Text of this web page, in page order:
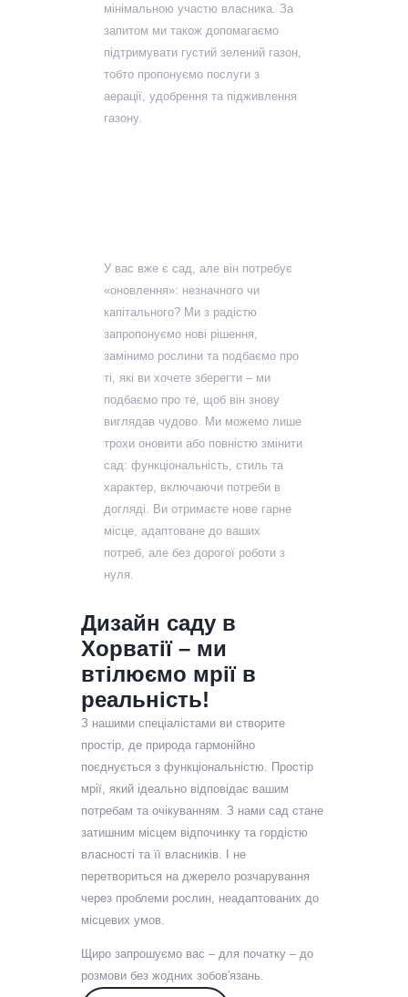
мінімальною участю власника. За
запитом ми також допомагаємо
підтримувати густий зелений газон,
тобто пропонуємо послуги з
аерації, удобрення та підживлення
газону.
У вас вже є сад, але він потребує
«оновлення»: незначного чи
капітального? Ми з радістю
запропонуємо нові рішення,
замінимо рослини та подбаємо про
ті, які ви хочете зберегти – ми
подбаємо про те, щоб він знову
виглядав чудово. Ми можемо лише
трохи оновити або повністю змінити
сад: функціональність, стиль та
характер, включаючи потреби в
догляді. Ви отримаєте нове гарне
місце, адаптоване до ваших
потреб, але без дорогої роботи з
нуля.
Дизайн саду в
Хорватії – ми
втілюємо мрії в
реальність!
З нашими спеціалістами ви створите
простір, де природа гармонійно
поєднується з функціональністю. Простір
мрії, який ідеально відповідає вашим
потребам та очікуванням. З нами сад стане
затишним місцем відпочинку та гордістю
власності та її власників. І не
перетвориться на джерело розчарування
через проблеми рослин, неадаптованих до
місцевих умов.
Щиро запрошуємо вас – для початку – до
розмови без жодних зобов'язань.